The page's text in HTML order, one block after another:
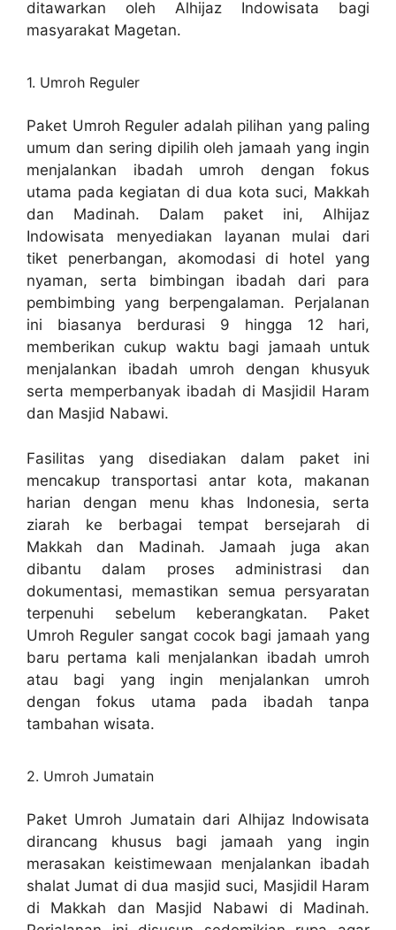
ditawarkan oleh Alhijaz Indowisata bagi
masyarakat Magetan.
1. Umroh Reguler
Paket Umroh Reguler adalah pilihan yang paling
umum dan sering dipilih oleh jamaah yang ingin
menjalankan ibadah umroh dengan fokus
utama pada kegiatan di dua kota suci, Makkah
dan Madinah. Dalam paket ini, Alhijaz
Indowisata menyediakan layanan mulai dari
tiket penerbangan, akomodasi di hotel yang
nyaman, serta bimbingan ibadah dari para
pembimbing yang berpengalaman. Perjalanan
ini biasanya berdurasi 9 hingga 12 hari,
memberikan cukup waktu bagi jamaah untuk
menjalankan ibadah umroh dengan khusyuk
serta memperbanyak ibadah di Masjidil Haram
dan Masjid Nabawi.
Fasilitas yang disediakan dalam paket ini
mencakup transportasi antar kota, makanan
harian dengan menu khas Indonesia, serta
ziarah ke berbagai tempat bersejarah di
Makkah dan Madinah. Jamaah juga akan
dibantu dalam proses administrasi dan
dokumentasi, memastikan semua persyaratan
terpenuhi sebelum keberangkatan. Paket
Umroh Reguler sangat cocok bagi jamaah yang
baru pertama kali menjalankan ibadah umroh
atau bagi yang ingin menjalankan umroh
dengan fokus utama pada ibadah tanpa
tambahan wisata.
2. Umroh Jumatain
Paket Umroh Jumatain dari Alhijaz Indowisata
dirancang khusus bagi jamaah yang ingin
merasakan keistimewaan menjalankan ibadah
shalat Jumat di dua masjid suci, Masjidil Haram
di Makkah dan Masjid Nabawi di Madinah.